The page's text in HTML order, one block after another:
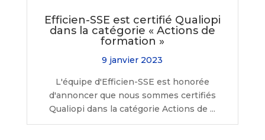
Efficien-SSE est certifié Qualiopi
dans la catégorie « Actions de
formation »
9 janvier 2023
L'équipe d'Efficien-SSE est honorée
d'annoncer que nous sommes certifiés
Qualiopi dans la catégorie Actions de ...